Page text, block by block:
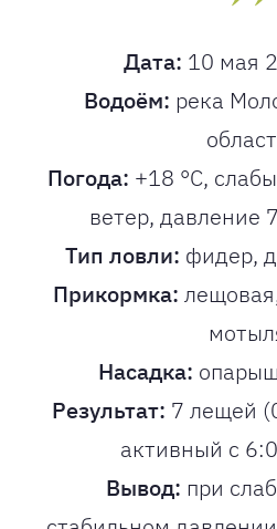
Дата: 10 мая
Водоём: река
Погода: +18 °C,
ветер, давление
Тип ловли: фидер,
Прикормка:
Насадка:
Результат: 7 лещей
активный с
Вывод: при